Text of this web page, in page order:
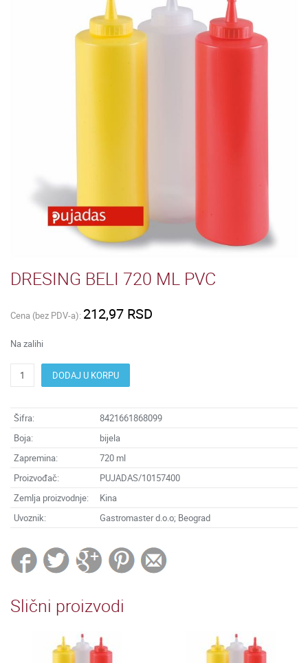
DRESING BELI 720 ML PVC
Cena (bez PDV-a): 212,97 RSD
Na zalihi
DODAJ U KORPU
Šifra:
8421661868099
Boja:
bijela
Zapremina:
720 ml
Proizvođač:
PUJADAS/10157400
Zemlja proizvodnje:
Kina
Uvoznik:
Gastromaster d.o.o; Beograd
Slični proizvodi